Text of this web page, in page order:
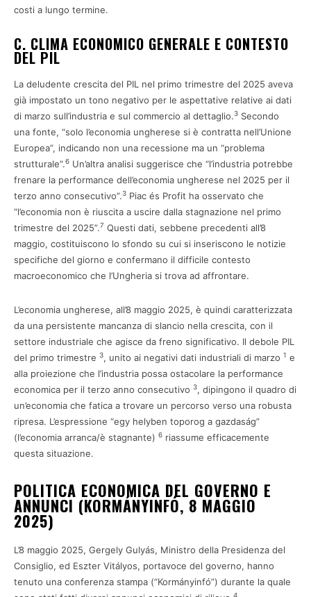
costi a lungo termine.
C. CLIMA ECONOMICO GENERALE E CONTESTO
DEL PIL
La deludente crescita del PIL nel primo trimestre del 2025 aveva
già impostato un tono negativo per le aspettative relative ai dati
di marzo sull’industria e sul commercio al dettaglio.3 Secondo
una fonte, “solo l’economia ungherese si è contratta nell’Unione
Europea”, indicando non una recessione ma un “problema
strutturale”.6 Un’altra analisi suggerisce che “l’industria potrebbe
frenare la performance dell’economia ungherese nel 2025 per il
terzo anno consecutivo”.3 Piac és Profit ha osservato che
“l’economia non è riuscita a uscire dalla stagnazione nel primo
trimestre del 2025”.7 Questi dati, sebbene precedenti all’8
maggio, costituiscono lo sfondo su cui si inseriscono le notizie
specifiche del giorno e confermano il difficile contesto
macroeconomico che l’Ungheria si trova ad affrontare.
L’economia ungherese, all’8 maggio 2025, è quindi caratterizzata
da una persistente mancanza di slancio nella crescita, con il
settore industriale che agisce da freno significativo. Il debole PIL
del primo trimestre 3, unito ai negativi dati industriali di marzo 1 e
alla proiezione che l’industria possa ostacolare la performance
economica per il terzo anno consecutivo 3, dipingono il quadro di
un’economia che fatica a trovare un percorso verso una robusta
ripresa. L’espressione “egy helyben toporog a gazdaság”
(l’economia arranca/è stagnante) 6 riassume efficacemente
questa situazione.
POLITICA ECONOMICA DEL GOVERNO E
ANNUNCI (KORMÁNYINFÓ, 8 MAGGIO
2025)
L’8 maggio 2025, Gergely Gulyás, Ministro della Presidenza del
Consiglio, ed Eszter Vitályos, portavoce del governo, hanno
tenuto una conferenza stampa (“Kormányinfó”) durante la quale
4